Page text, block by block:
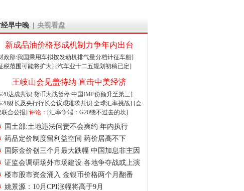
经早中晚 央视看盘
新成品油价格形成机制力争年内出台
政部:我国乘用车拟按发动机排气量分档计征车船]
税范围可能将扩大] [汽车业十二五规划初稿已定]
王岐山会见盖特纳 直击中美经济
达成共识 货币大战暂停 中国IMF份额升至第三]
财长及央行行长会议艰难求共识 全球汇率挑战] [会
联合公报] 评论： [汇率争端：G20绕不过去的坎]
国土部:土地违法问责不会爽约 年内执行
药品定价制度留利益空间 药价居高不下
国际金价创三个月最大跌幅 中国加息非主因
证监会调研场外市场建设 各地争夺战或上演
楼市股市资金涌入 金银币价格两个月翻番
姚景源：10月CPI涨幅将高于9月